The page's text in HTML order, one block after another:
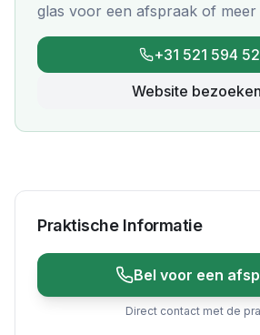
glas voor een afspraak of meer
+31 521 594
Website bezoeken
Praktische Informatie
Bel voor een
Direct contact met de